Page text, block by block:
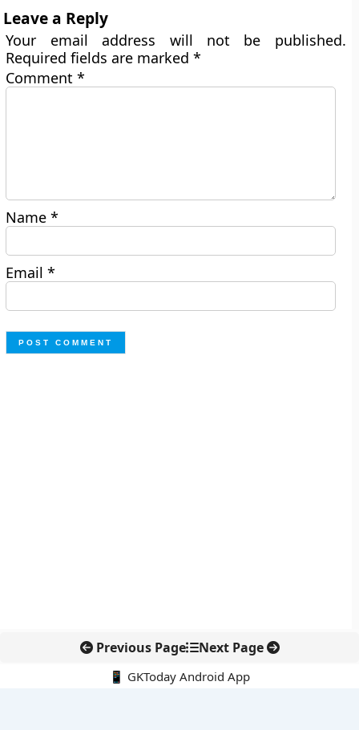
Leave a Reply
Your email address will not be published.
Required fields are marked*
Comment*
Name*
Email*
Previous Page Next Page
📱 GKToday Android App